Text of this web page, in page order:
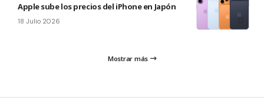
Apple sube los precios del iPhone en Japón
18 Julio 2026
Mostrar más